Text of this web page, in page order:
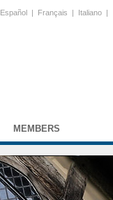
Español | Français | Italiano |
MEMBERS